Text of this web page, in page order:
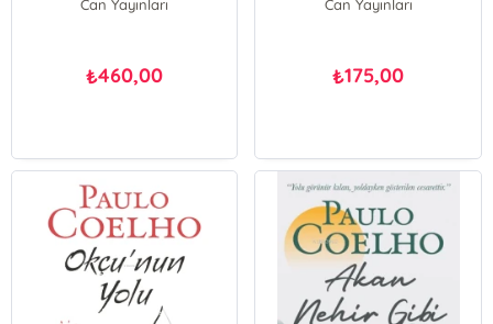
Can Yayınları
₺460,00
Halil Cibran
Can Yayınları
₺175,00